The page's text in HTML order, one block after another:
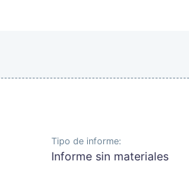
Tipo de informe:
Informe sin materiales